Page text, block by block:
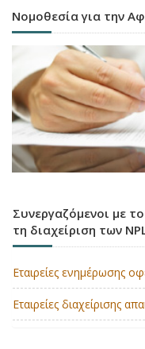
Νομοθεσία για την
Συνεργαζόμενοι με
τη διαχείριση των
Εταιρείες ενημέρωσης
Εταιρείες διαχείρισης